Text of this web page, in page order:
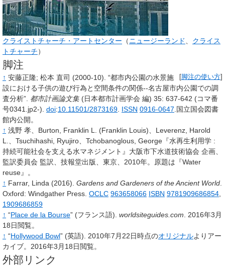
クライストチャーチ・アートセンター （ニュージーランド
クライス
トチャーチ）
脚注
[脚注の使い方]
↑ 安藤正隆; 松本 直司 (2000-10). “都市内公園の水景施
設における子供の遊び行為と空間条件の関係--名古屋市内公園での調
査分析”. 都市計画論文集 (日本都市計画学会 編) 35: 637-642 (コマ番
号0341.jp2‐). doi:10.11501/2873169 ISSN 0916-0647 国立国会図書
館内公開。
↑ 浅野 孝、Burton, Franklin L. (Franklin Louis)、Leverenz, Harold
L.、Tsuchihashi, Ryujiro、Tchobanoglous, George『水再生利用学 :
持続可能社会を支える水マネジメント』大阪市下水道技術協会 企画、
監訳委員会 監訳、技報堂出版、東京、2010年。
原題は『Water
reuse』。
↑ Farrar, Linda (2016). Gardens and Gardeners of the Ancient World
Oxford: Windgather Press. OCLC 963658066 ISBN 9781909686854
1909686859
↑ “Place de la Bourse” (フランス語). worldsiteguides.com
2016年3月
18日閲覧。
↑ “Hollywood Bowl” (英語). 2010年7月22日時点のオリジナルよりアー
カイブ。2016年3月18日閲覧。
外部リンク